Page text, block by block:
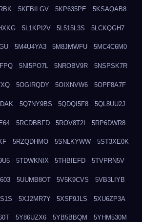
5KFBILGV 5KP635PE 5KSAQAB8
5L1KPI2V 5L515L3S 5LCKQGH7
5M4U4YA3 5M8JMWFU 5MC4C6M0
5NI5PO7L 5NROBV9R 5NSPSK7R
5OGIRQDY 5OIXNVW6 5OPF8A7F
5Q7NY9BS 5QDQI5F8 5QL8UU2J
5RCDBBFD 5ROV8T2I 5RP6DWR8
5RZQDHMO 5SNLKYWW 5ST3XE0K
5TDWKNIX 5THBIEFD 5TVPRN5V
5UUMB8OT 5V5K9CVS 5VB3LIYB
5XJ2MR7Y 5XSF9JLS 5XU6ZP3A
5Y86UZX6 5YB5BBQM 5YHM530M